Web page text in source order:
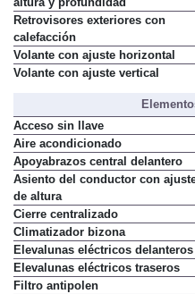
Retrovisores exteriores con
calefacción
Volante con ajuste horizontal
Volante con ajuste vertical
Acceso sin llave
Aire acondicionado
Apoyabrazos central delantero
Asiento del conductor con
de altura
Cierre centralizado
Climatizador bizona
Elevalunas eléctricos delanteros
Elevalunas eléctricos traseros
Filtro antipolen